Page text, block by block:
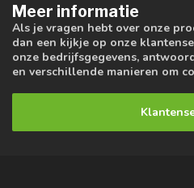
Meer informatie
Als je vragen hebt over onze
dan een kijkje op onze
onze bedrijfsgegevens,
en verschillende manieren om